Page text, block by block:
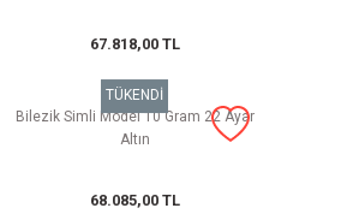
67.818,00 TL
TÜKENDİ
Bilezik Simli Model 10 Gram 22 Ayar
Altın
68.085,00 TL